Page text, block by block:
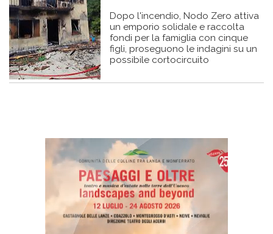
Dopo l'incendio, Nodo Zero attiva
un emporio solidale e raccolta
fondi per la famiglia con cinque
figli, proseguono le indagini su un
possibile cortocircuito